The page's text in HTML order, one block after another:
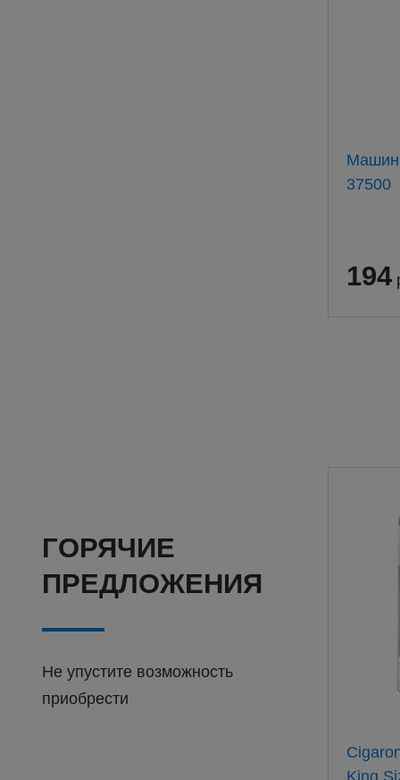
37500
194
ГОРЯЧИЕ
ПРЕДЛОЖЕНИЯ
Не упустите возможность
приобрести
King